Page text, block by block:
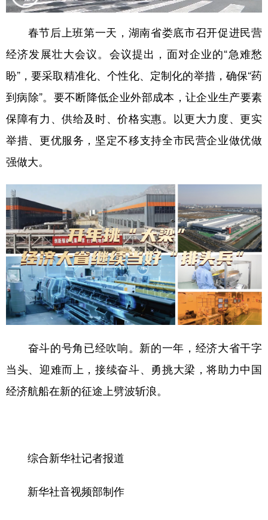
春节后上班第一天，湖南省娄底市召开促进民营
经济发展壮大会议。会议提出，面对企业的“急难愁
盼”，要采取精准化、个性化、定制化的举措，确保“药
到病除”。要不断降低企业外部成本，让企业生产要素
保障有力、供给及时、价格实惠。以更大力度、更实
举措、更优服务，坚定不移支持全市民营企业做优做
强做大。
奋斗的号角已经吹响。新的一年，经济大省干字
当头、迎难而上，接续奋斗、勇挑大梁，将助力中国
经济航船在新的征途上劈波斩浪。
综合新华社记者报道
新华社音视频部制作